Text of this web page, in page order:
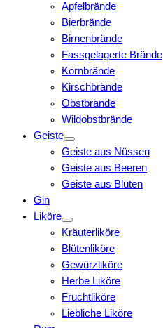
Apfelbrände
Bierbrände
Birnenbrände
Fassgelagerte Brände
Kornbrände
Kirschbrände
Obstbrände
Wildobstbrände
Geiste
Geiste aus Nüssen
Geiste aus Beeren
Geiste aus Blüten
Gin
Liköre
Kräuterliköre
Blütenliköre
Gewürzliköre
Herbe Liköre
Fruchtliköre
Liebliche Liköre